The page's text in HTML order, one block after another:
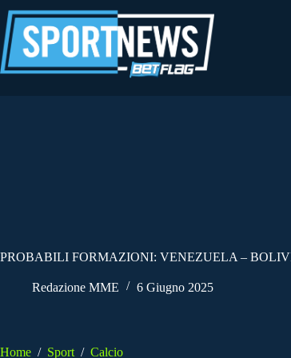
al
contenuto
PROBABILI FORMAZIONI: VENEZUELA –
Redazione MME 6 Giugno 2025
Home / Sport / Calcio